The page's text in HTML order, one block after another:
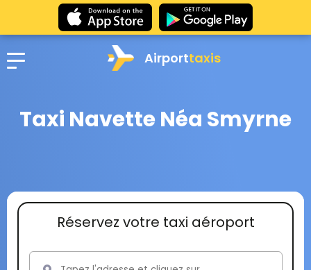
Airporttaxis
Taxi Navette Néa Smyrne
Réservez votre taxi aéroport